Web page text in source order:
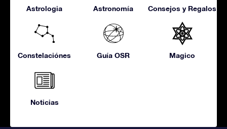
Astrologia Astronomía Consejos y Regalos
Constelaciónes Guía OSR Magico
Noticias